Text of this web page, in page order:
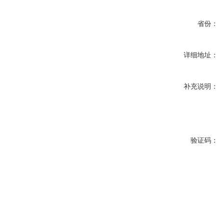
省份：
详细地址：
补充说明：
验证码：